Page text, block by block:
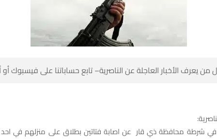
يعرف الأخبار العاجلة عن الناصرية– تابع حساباتنا على فيسبوك
شرطة محافظة ذي قار عن اصابة فتاتين بطلاق على منزلهم في